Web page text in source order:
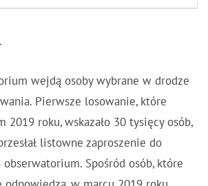
wejdą osoby wybrane w drodze
Pierwsze losowanie, które
2019 roku, wskazało 30 tysięcy osób,
listowne zaproszenie do
obserwatorium. Spośród osób, które